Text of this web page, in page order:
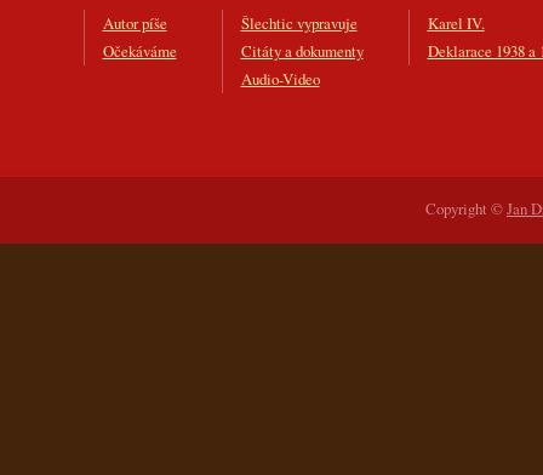
Autor píše
Očekáváme
Šlechtic vypravuje
Citáty a dokumenty
Audio-Video
Karel IV.
Deklarace 1938 a
Copyright ©Jan